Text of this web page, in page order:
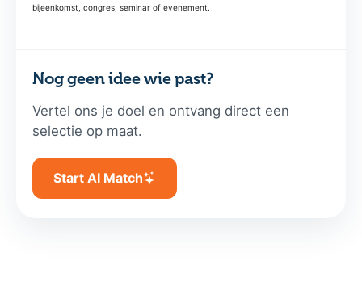
bijeenkomst, congres, seminar of evenement.
Nog geen idee wie past?
Vertel ons je doel en ontvang direct een
selectie op maat.
Start AI Match